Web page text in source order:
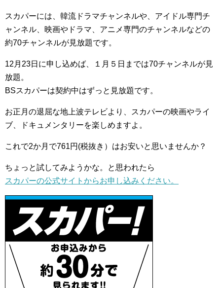
スカパーには、韓流ドラマチャンネルや、アイドル専門チ
ャンネル、映画やドラマ、アニメ専門のチャンネルなどの
約70チャンネルが見放題です。
12月23日に申し込めば、１月５日までは70チャンネルが見
放題。
BSスカパーは契約中はずっと見放題です。
お正月の退屈な地上波テレビより、スカパーの映画やライ
ブ、ドキュメンタリーを楽しめますよ。
これで2か月で761円(税抜き）はお安いと思いませんか？
ちょっと試してみようかな。と思われたら
スカパーの公式サイトからお申し込みください。